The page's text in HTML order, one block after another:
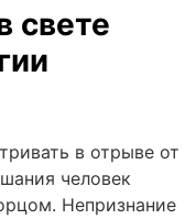
свете
в отрыве от
человек
Непризнание